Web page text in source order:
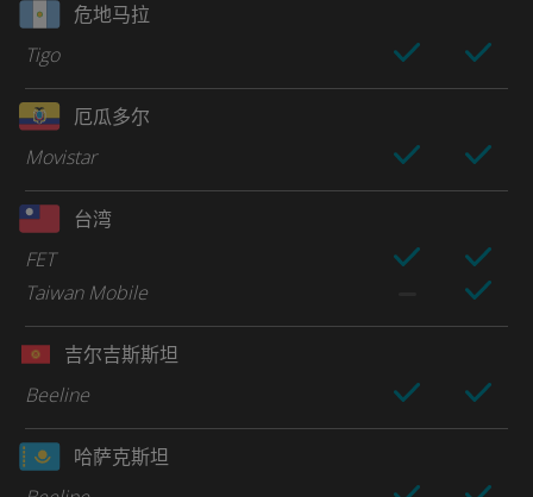
危地马拉
Tigo
厄瓜多尔
Movistar
台湾
FET
Taiwan Mobile
吉尔吉斯斯坦
Beeline
哈萨克斯坦